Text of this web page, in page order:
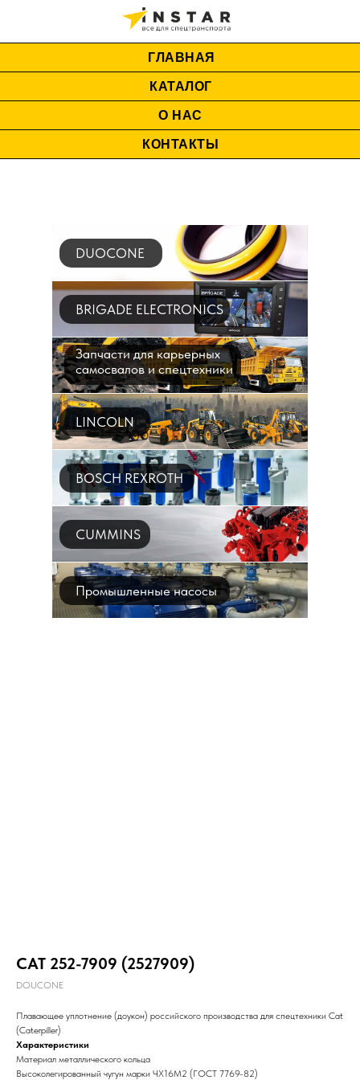
ГЛАВНАЯ
КАТАЛОГ
О НАС
КОНТАКТЫ
DUOCONE
BRIGADE ELECTRONICS
Запчасти для карьерных
самосвалов и спецтехники
LINCOLN
BOSCH REXROTH
CUMMINS
Промышленные насосы
CAT 252-7909 (2527909)
DOUCONE
Плавающее уплотнение (доукон) российского производства для спецтехники Cat
(Caterpiller)
Характеристики
Материал металлического кольца
Высоколегированный чугун марки ЧХ16М2 (ГОСТ 7769-82)